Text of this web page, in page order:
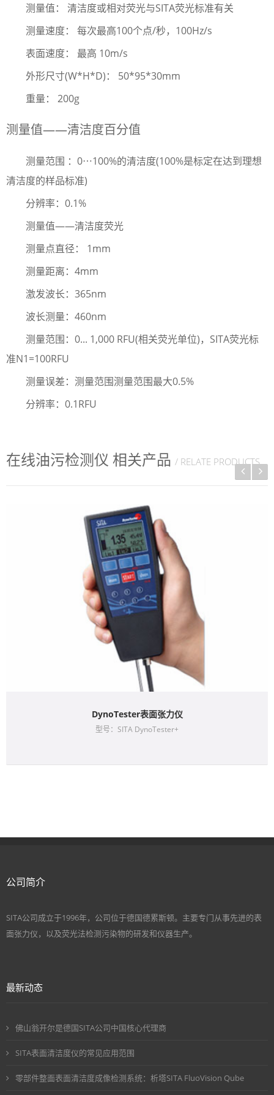
测量值： 清洁度或相对荧光与SITA荧光标准有关
测量速度： 每次最高100个点/秒，100Hz/s
表面速度： 最高 10m/s
外形尺寸(W*H*D)： 50*95*30mm
重量： 200g
测量值——清洁度百分值
测量范围 ：0⋯100%的清洁度(100%是标定在达到理想
清洁度的样品标准)
分辨率：0.1%
测量值——清洁度荧光
测量点直径： 1mm
测量距离：4mm
激发波长：365nm
波长测量：460nm
测量范围：0... 1,000 RFU(相关荧光单位)，SITA荧光标
准N1=100RFU
测量误差：测量范围测量范围最大0.5%
分辨率：0.1RFU
在线油污检测仪 相关产品 / RELATE PRODUCTS
DynoTester表面张力仪
型号：SITA DynoTester+
公司简介
SITA公司成立于1996年，公司位于德国德累斯顿。主要专门从事先进的表
面张力仪，以及荧光法检测污染物的研发和仪器生产。
最新动态
佛山翁开尔是德国SITA公司中国核心代理商
SITA表面清洁度仪的常见应用范围
零部件整面表面清洁度成像检测系统：析塔SITA FluoVision Qube